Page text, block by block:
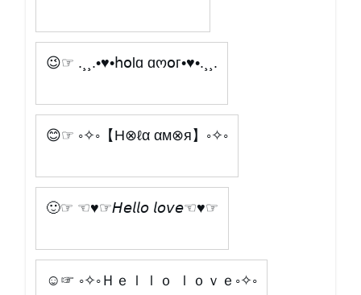
😉☞ .¸¸.•♥•հօlɑ ɑოօг•♥•.¸¸.
😊☞ ◦✧◦【H⊗ℓα αм⊗я】◦✧◦
🙂☞ ☜♥☞𝘏𝘦𝘭𝘭𝘰 𝘭𝘰𝘷𝘦☜♥☞
☺☞ ◦✧◦Ｈｅｌｌｏ ｌｏｖｅ◦✧◦